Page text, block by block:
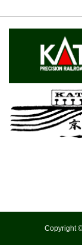
Copyright